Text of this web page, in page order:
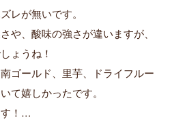
レが無いです。
や、酸味の強さが違いますが、
ょうね！
ゴールド、里芋、ドライフルー
て嬉しかったです。
す！…